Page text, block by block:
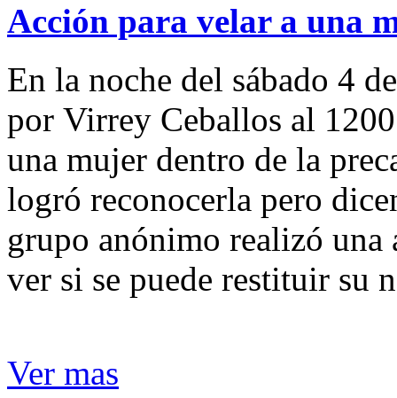
Acción para velar a una
En la noche del sábado 4
por Virrey Ceballos al
una mujer dentro de la
logró reconocerla pero
grupo anónimo realizó
ver si se puede restituir su
Ver mas